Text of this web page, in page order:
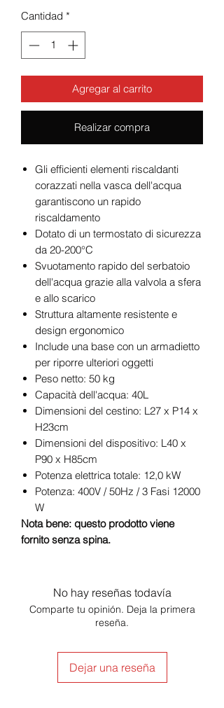
Cantidad *
Agregar al carrito
Realizar compra
Gli efficienti elementi riscaldanti
corazzati nella vasca dell'acqua
garantiscono un rapido
riscaldamento
Dotato di un termostato di sicurezza
da 20-200°C
Svuotamento rapido del serbatoio
dell'acqua grazie alla valvola a sfera
e allo scarico
Struttura altamente resistente e
design ergonomico
Include una base con un armadietto
per riporre ulteriori oggetti
Peso netto: 50 kg
Capacità dell'acqua: 40L
Dimensioni del cestino: L27 x P14 x
H23cm
Dimensioni del dispositivo: L40 x
P90 x H85cm
Potenza elettrica totale: 12,0 kW
Potenza: 400V / 50Hz / 3 Fasi 12000
W
Nota bene: questo prodotto viene
fornito senza spina.
No hay reseñas todavía
Comparte tu opinión. Deja la primera
reseña.
Dejar una reseña